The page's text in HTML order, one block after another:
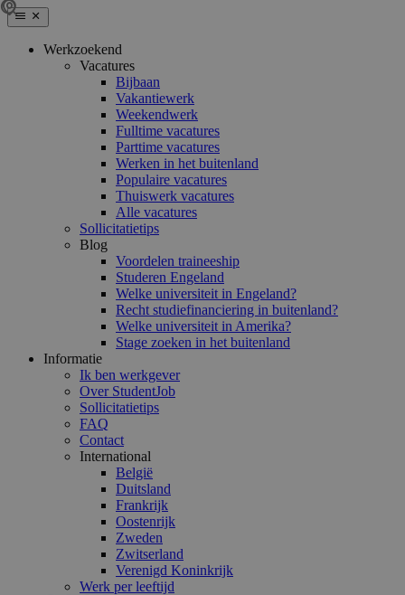
Werkzoekend
Vacatures
Bijbaan
Vakantiewerk
Weekendwerk
Fulltime vacatures
Parttime vacatures
Werken in het buitenland
Populaire vacatures
Thuiswerk vacatures
Alle vacatures
Sollicitatietips
Blog
Voordelen traineeship
Studeren Engeland
Welke universiteit in Engeland?
Recht studiefinanciering in buitenland?
Welke universiteit in Amerika?
Stage zoeken in het buitenland
Informatie
Ik ben werkgever
Over StudentJob
Sollicitatietips
FAQ
Contact
International
België
Duitsland
Frankrijk
Oostenrijk
Zweden
Zwitserland
Verenigd Koninkrijk
Werk per leeftijd